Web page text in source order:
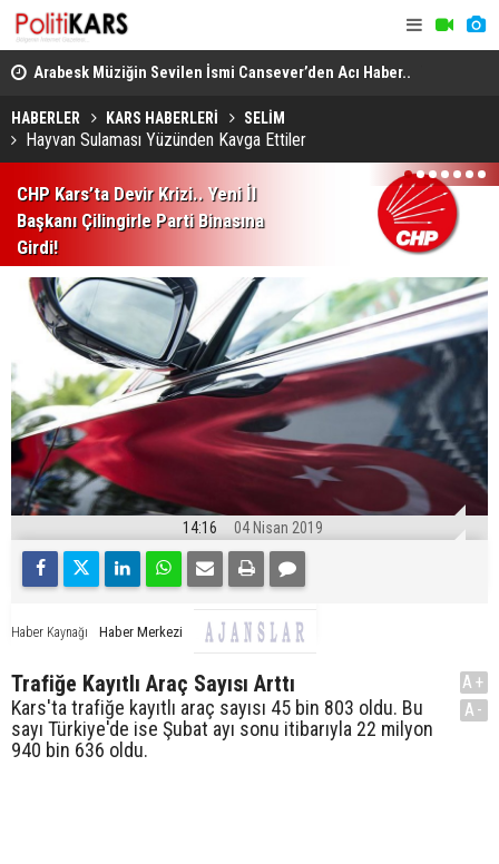
Arabesk Müziğin Sevilen İsmi Cansever’den Acı Haber..
Almanya’da Hayatını Kaybetti!
HABERLER KARS HABERLERİ SELİM
Hayvan Sulaması Yüzünden Kavga Ettiler
CHP Kars’ta Devir Krizi.. Yeni İl
Başkanı Çilingirle Parti Binasına
Girdi!
1 2 3 4 5 6 7
14:16 04 Nisan 2019
Haber Kaynağı Haber Merkezi
Trafiğe Kayıtlı Araç Sayısı Arttı
Kars'ta trafiğe kayıtlı araç sayısı 45 bin 803 oldu. Bu
sayı Türkiye'de ise Şubat ayı sonu itibarıyla 22 milyon
940 bin 636 oldu.
A+
A-